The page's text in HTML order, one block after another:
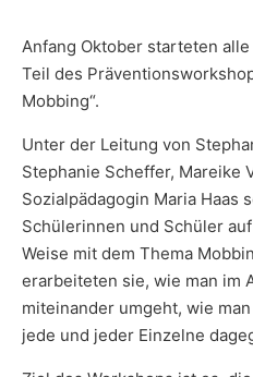
Anfang Oktober starteten
Teil des
Mobbing“.
Unter der Leitung von
Stephanie Scheffer, Mareike
Sozialpädagogin Maria Haas
Schülerinnen und Schüler
Weise mit dem Thema
erarbeiteten sie, wie man im
miteinander umgeht, wie
jede und jeder Einzelne